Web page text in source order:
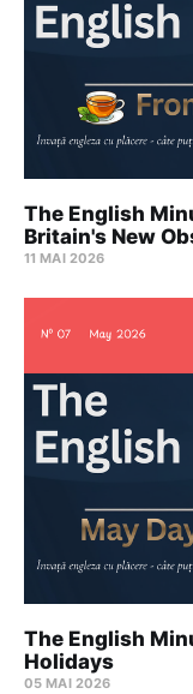
The English
Britain's New
11 MAI 2026
The English
Holidays
05 MAI 2026